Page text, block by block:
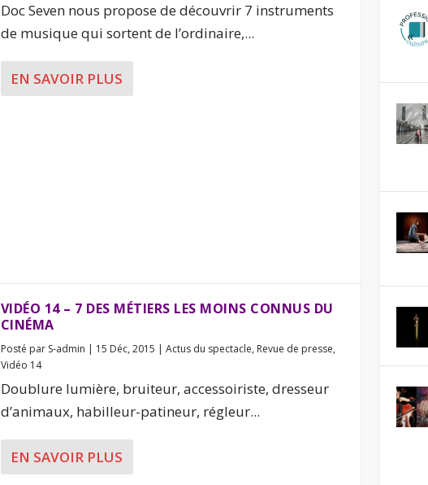
Doc Seven nous propose de découvrir 7 instruments
de musique qui sortent de l’ordinaire,...
EN SAVOIR PLUS
VIDÉO 14 – 7 DES MÉTIERS LES MOINS CONNUS DU
CINÉMA
Posté par S-admin | 15 Déc, 2015 | Actus du spectacle, Revue de presse,
Vidéo 14
Doublure lumière, bruiteur, accessoiriste, dresseur
d’animaux, habilleur-patineur, régleur...
EN SAVOIR PLUS